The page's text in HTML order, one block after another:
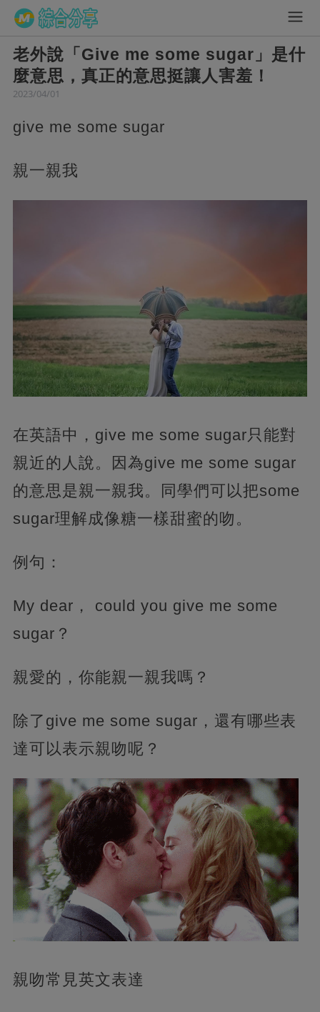
老外說「Give me some sugar」是什
麼意思，真正的意思挺讓人害羞！
2023/04/01
give me some sugar
親一親我
在英語中，give me some sugar只能對
親近的人說。因為give me some sugar
的意思是親一親我。同學們可以把some
sugar理解成像糖一樣甜蜜的吻。
例句：
My dear， could you give me some
sugar？
親愛的，你能親一親我嗎？
除了give me some sugar，還有哪些表
達可以表示親吻呢？
親吻常見英文表達